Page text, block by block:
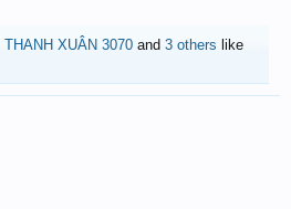
THANH XUÂN 3070 and 3 others like